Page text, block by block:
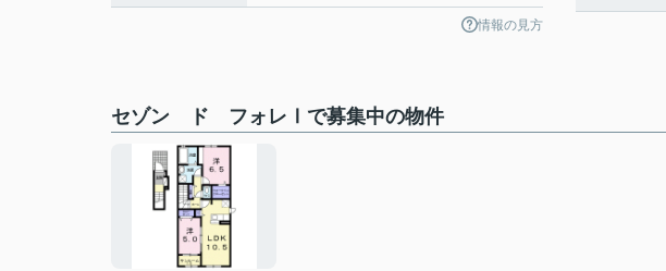
情報の見方
セゾン ド フォレⅠで募集中の物件